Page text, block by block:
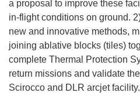
a proposal to improve these
in-flight conditions on ground.
new and innovative methods,
joining ablative blocks (tiles)
complete Thermal Protection
return missions and validate
Scirocco and DLR arcjet